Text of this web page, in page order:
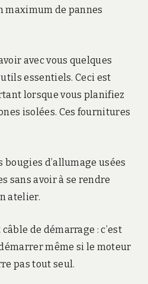
maximum de pannes
avec vous quelques
essentiels. Ceci est
lorsque vous planifiez
isolées. Ces fournitures
bougies d’allumage usées
sans avoir à se rendre
atelier.
de démarrage : c’est
même si le moteur
pas tout seul.